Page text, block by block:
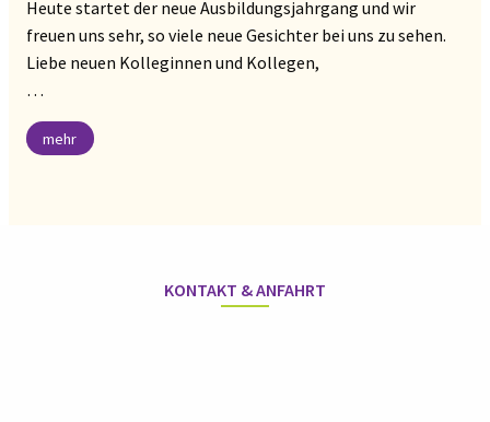
Heute startet der neue Ausbildungsjahrgang und wir
freuen uns sehr, so viele neue Gesichter bei uns zu sehen.
Liebe neuen Kolleginnen und Kollegen,
…
mehr
KONTAKT & ANFAHRT